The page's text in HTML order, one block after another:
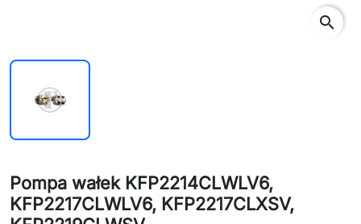
search
Pompa wałek KFP2214CLWLV6,
KFP2217CLWLV6, KFP2217CLXSV,